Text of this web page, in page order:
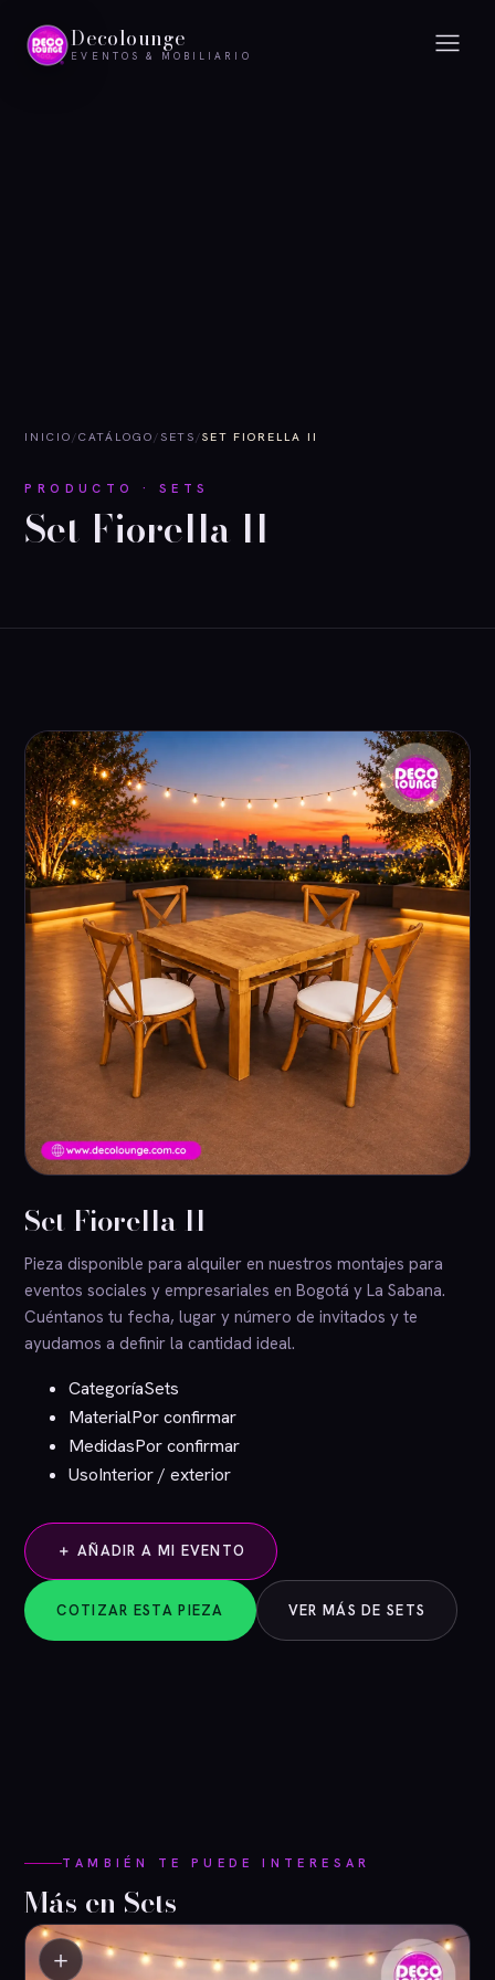
Decolounge
EVENTOS & MOBILIARIO
INICIO /CATÁLOGO /SETS /SET FIORELLA II
PRODUCTO · SETS
Set Fiorella II
Set Fiorella II
Pieza disponible para alquiler en nuestros montajes para
eventos sociales y empresariales en Bogotá y La Sabana.
Cuéntanos tu fecha, lugar y número de invitados y te
ayudamos a definir la cantidad ideal.
CategoríaSets
MaterialPor confirmar
MedidasPor confirmar
UsoInterior / exterior
＋ AÑADIR A MI EVENTO
COTIZAR ESTA PIEZA VER MÁS DE SETS
TAMBIÉN TE PUEDE INTERESAR
Más en Sets
＋